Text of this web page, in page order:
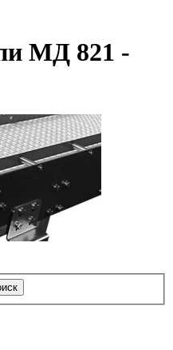
МД 821 -